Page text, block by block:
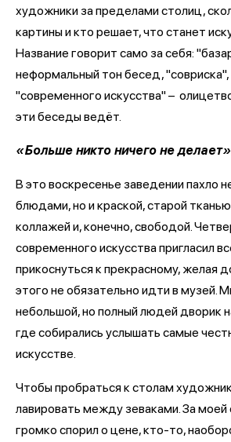
художники за пределами столиц,
картины и кто решает, что станет
Название говорит само за себя:
неформальный тон бесед, "совриска",
"современного искусства" –
эти беседы ведёт.
«Больше никто ничего не делает»
В это воскресенье заведении пахло
блюдами, но и краской, старой
коллажей и, конечно, свободой.
современного искусства пригласил
прикоснуться к прекрасному, желая
этого не обязательно идти в музей.
небольшой, но полный людей дворик
где собирались услышать самые
искусстве.
Чтобы пробраться к столам
лавировать между зеваками. За моей
громко спорил о цене, кто-то,